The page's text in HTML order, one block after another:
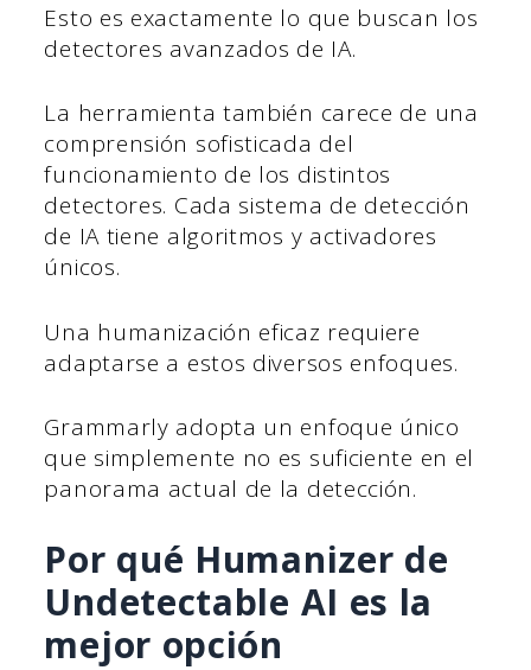
Esto es exactamente lo que buscan los
detectores avanzados de IA.
La herramienta también carece de una
comprensión sofisticada del
funcionamiento de los distintos
detectores. Cada sistema de detección
de IA tiene algoritmos y activadores
únicos.
Una humanización eficaz requiere
adaptarse a estos diversos enfoques.
Grammarly adopta un enfoque único
que simplemente no es suficiente en el
panorama actual de la detección.
Por qué Humanizer de
Undetectable AI es la
mejor opción